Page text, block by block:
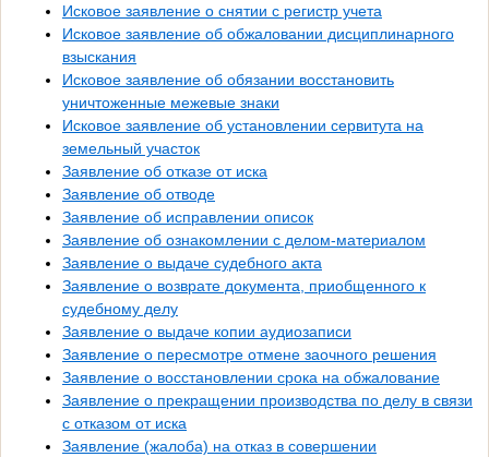
Исковое заявление о снятии с регистр учета
Исковое заявление об обжаловании дисциплинарного
взыскания
Исковое заявление об обязании восстановить
уничтоженные межевые знаки
Исковое заявление об установлении сервитута на
земельный участок
Заявление об отказе от иска
Заявление об отводе
Заявление об исправлении описок
Заявление об ознакомлении с делом-материалом
Заявление о выдаче судебного акта
Заявление о возврате документа, приобщенного к
судебному делу
Заявление о выдаче копии аудиозаписи
Заявление о пересмотре отмене заочного решения
Заявление о восстановлении срока на обжалование
Заявление о прекращении производства по делу в связи
с отказом от иска
Заявление (жалоба) на отказ в совершении